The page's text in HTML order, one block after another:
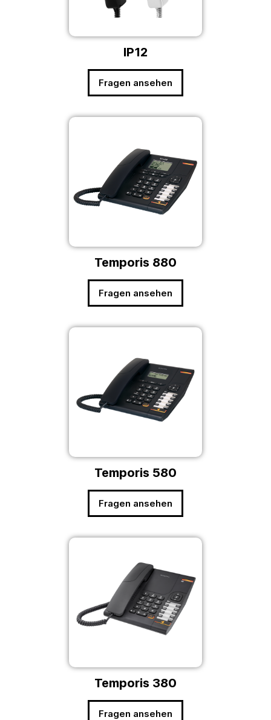
IP12
Fragen ansehen
Temporis 880
Fragen ansehen
Temporis 580
Fragen ansehen
Temporis 380
Fragen ansehen